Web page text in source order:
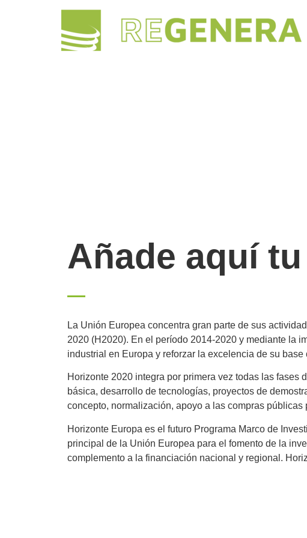
Añade aquí
La Unión Europea concentra gran parte de sus
2020 (H2020). En el período 2014-2020 y mediante la
industrial en Europa y reforzar la excelencia de su
Horizonte 2020 integra por primera vez todas las
básica, desarrollo de tecnologías, proyectos de
concepto, normalización, apoyo a las compras
Horizonte Europa es el futuro Programa Marco de
principal de la Unión Europea para el fomento de la
complemento a la financiación nacional y regional.